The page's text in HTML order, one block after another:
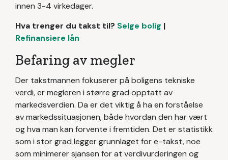
innen 3-4 virkedager.
Hva trenger du takst til? Selge bolig |
Refinansiere lån
Befaring av megler
Der takstmannen fokuserer på boligens tekniske
verdi, er megleren i større grad opptatt av
markedsverdien. Da er det viktig å ha en forståelse
av markedssituasjonen, både hvordan den har vært
og hva man kan forvente i fremtiden. Det er statistikk
som i stor grad legger grunnlaget for e-takst, noe
som minimerer sjansen for at verdivurderingen og